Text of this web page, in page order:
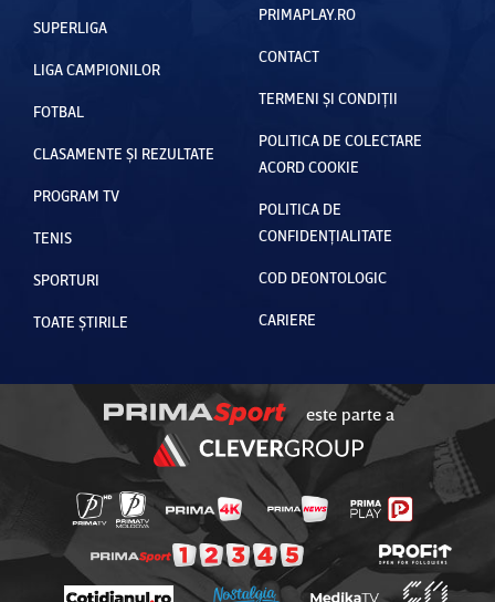
SUPERLIGA
LIGA CAMPIONILOR
FOTBAL
CLASAMENTE ȘI REZULTATE
PROGRAM TV
TENIS
SPORTURI
TOATE ȘTIRILE
PRIMAPLAY.RO
CONTACT
TERMENI ȘI CONDIȚII
POLITICA DE COLECTARE
ACORD COOKIE
POLITICA DE
CONFIDENȚIALITATE
COD DEONTOLOGIC
CARIERE
este parte a